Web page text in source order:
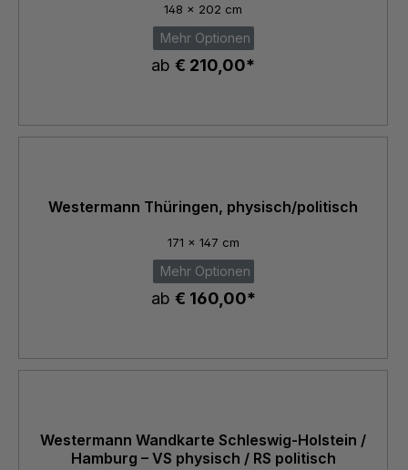
148 x 202 cm
Mehr Optionen
ab € 210,00*
Westermann Thüringen, physisch/politisch
171 x 147 cm
Mehr Optionen
ab € 160,00*
Westermann Wandkarte Schleswig-Holstein /
Hamburg – VS physisch / RS politisch